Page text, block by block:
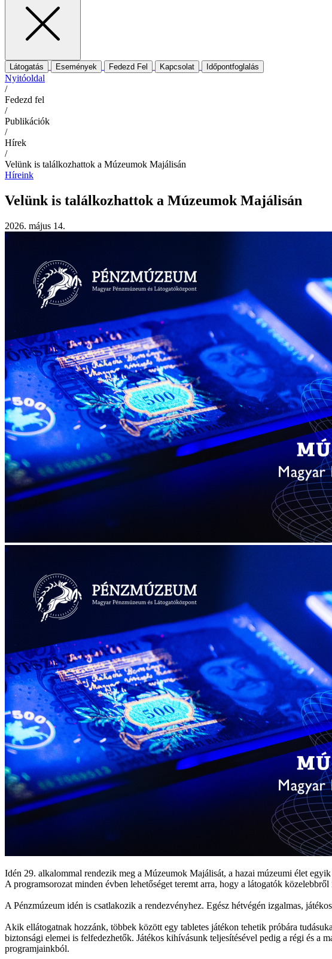
Látogatás Események Fedezd Fel Kapcsolat Időpontfoglalás
Nyitóoldal
/
Fedezd fel
/
Publikációk
/
Hírek
/
Velünk is találkozhattok a Múzeumok Majálisán
Híreink
Velünk is találkozhattok a Múzeumok Majálisán
2026. május 14.
Idén 29. alkalommal rendezik meg a Múzeumok Majálisát, a hazai múzeumi élet
A programsorozat minden évben lehetőséget teremt arra, hogy a látogatók közelebbről
A Pénzmúzeum idén is csatlakozik a rendezvényhez. Egész hétvégén izgalmas,
Akik ellátogatnak hozzánk, többek között egy tabletes játékon tehetik próbára
biztonsági elemei is felfedezhetők. Játékos kihívásunk teljesítésével pedig a régi és a
programjainkból.